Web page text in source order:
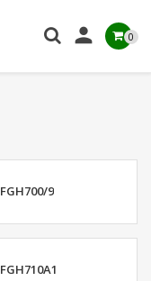
 0
FGH700/9
FGH710A1